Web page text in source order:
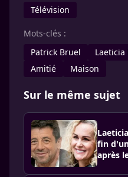
Télévision
Mots-clés :
Patrick Bruel
Laeticia
Amitié
Maison
Sur le même sujet
fin
après